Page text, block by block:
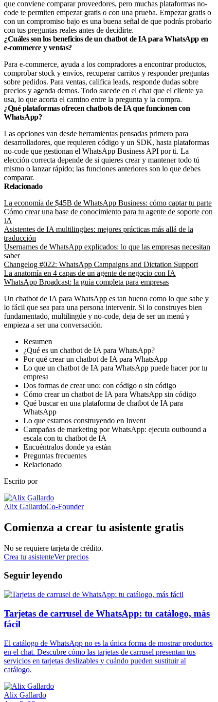
que conviene comparar proveedores, pero muchas plataformas no-
code te permiten empezar gratis o con una prueba. Empezar gratis o
con un compromiso bajo es una buena señal de que podrás probarlo
con tus preguntas reales antes de decidirte.
¿Cuáles son los beneficios de un chatbot de IA para WhatsApp en
e-commerce y ventas?
Para e-commerce, ayuda a los compradores a encontrar productos,
comprobar stock y envíos, recuperar carritos y responder preguntas
sobre pedidos. Para ventas, califica leads, responde dudas sobre
precios y agenda demos. Todo sucede en el chat que el cliente ya
usa, lo que acorta el camino entre la pregunta y la compra.
¿Qué plataformas ofrecen chatbots de IA que funcionen con
WhatsApp?
Las opciones van desde herramientas pensadas primero para
desarrolladores, que requieren código y un SDK, hasta plataformas
no-code que gestionan el WhatsApp Business API por ti. La
elección correcta depende de si quieres crear y mantener todo tú
mismo o lanzar rápido; las funciones anteriores son lo que debes
comparar.
Relacionado
La economía de $45B de WhatsApp Business: cómo captar tu parte
Cómo crear una base de conocimiento para tu agente de soporte con
IA
Asistentes de IA multilingües: mejores prácticas más allá de la
traducción
Usernames de WhatsApp explicados: lo que las empresas necesitan
saber
Changelog #022: WhatsApp Campaigns and Dictation Support
La anatomía en 4 capas de un agente de negocio con IA
WhatsApp Broadcast: la guía completa para empresas
Un chatbot de IA para WhatsApp es tan bueno como lo que sabe y
lo fácil que sea para una persona intervenir. Si lo construyes bien
fundamentado, multilingüe y no-code, deja de ser un menú y
empieza a ser una conversación.
Resumen
¿Qué es un chatbot de IA para WhatsApp?
Por qué crear un chatbot de IA para WhatsApp
Lo que un chatbot de IA para WhatsApp puede hacer por tu
empresa
Dos formas de crear uno: con código o sin código
Cómo crear un chatbot de IA para WhatsApp sin código
Qué buscar en una plataforma de chatbot de IA para
WhatsApp
Lo que estamos construyendo en Invent
Campañas de marketing por WhatsApp: ejecuta outbound a
escala con tu chatbot de IA
Encuéntralos donde ya están
Preguntas frecuentes
Relacionado
Escrito por
Alix GallardoCo-Founder
Comienza a crear tu asistente gratis
No se requiere tarjeta de crédito.
Crea tu asistenteVer precios
Seguir leyendo
Tarjetas de carrusel de WhatsApp: tu catálogo, más
fácil
El catálogo de WhatsApp no es la única forma de mostrar productos
en el chat. Descubre cómo las tarjetas de carrusel presentan tus
servicios en tarjetas deslizables y cuándo pueden sustituir al
catálogo.
Alix Gallardo